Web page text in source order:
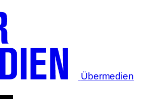
Übermedien